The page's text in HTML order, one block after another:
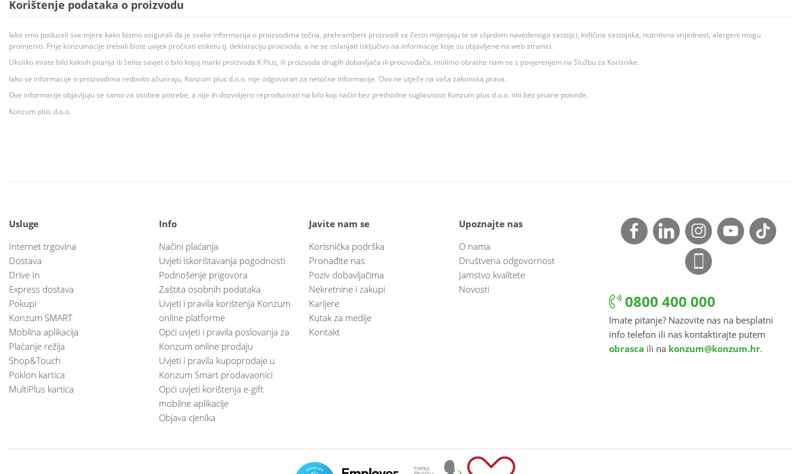
Korištenje podataka o proizvodu
Iako smo poduzeli sve mjere kako bismo osigurali da je svaka informacija o proizvodima točna, prehrambeni proizvodi se često mijenjaju te se slijedom navedenoga sastojci, količina sastojaka, nutritivna vrijednost, alergeni mogu
promjeniti. Prije konzumacije trebali biste uvijek pročitati etiketu tj. deklaraciju proizvoda, a ne se oslanjati isključivo na informacije koje su objavljene na web stranici.
Ukoliko imate bilo kakvih pitanja ili želite savjet o bilo kojoj marki proizvoda K Plus, ili proizvoda drugih dobavljača ili proizvođača, molimo obratite nam se s povjerenjem na Službu za Korisnike.
Iako se informacije o proizvodima redovito ažuriraju, Konzum plus d.o.o. nije odgovoran za netočne informacije. Ovo ne utječe na vaša zakonska prava.
Ove informacije objavljuju se samo za osobne potrebe, a nije ih dozvoljeno reproducirati na bilo koji način bez prethodne suglasnosti Konzum plus d.o.o. niti bez pisane potvrde.
Konzum plus d.o.o.
Usluge
Internet trgovina
Dostava
Drive In
Express dostava
Pokupi
Konzum SMART
Mobilna aplikacija
Plaćanje režija
Shop&Touch
Poklon kartica
MultiPlus kartica
Info
Načini plaćanja
Uvjeti iskorištavanja pogodnosti
Podnošenje prigovora
Zaštita osobnih podataka
Uvjeti i pravila korištenja Konzum
online platforme
Opći uvjeti i pravila poslovanja za
Konzum online prodaju
Uvjeti i pravila kupoprodaje u
Konzum Smart prodavaonici
Opći uvjeti korištenja e-gift
mobilne aplikacije
Objava cjenika
Javite nam se
Korisnička podrška
Pronađite nas
Poziv dobavljačima
Nekretnine i zakupi
Karijere
Kutak za medije
Kontakt
Upoznajte nas
O nama
Društvena odgovornost
Jamstvo kvalitete
Novosti
0800 400 000
Imate pitanje? Nazovite nas na besplatni
info telefon ili nas kontaktirajte putem
obrasca ili na konzum@konzum.hr.